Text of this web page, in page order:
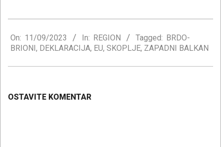
09-
11
On: 11/09/2023 In: REGION Tagged: BRDO-
BRIONI, DEKLARACIJA, EU, SKOPLJE, ZAPADNI BALKAN
OSTAVITE KOMENTAR